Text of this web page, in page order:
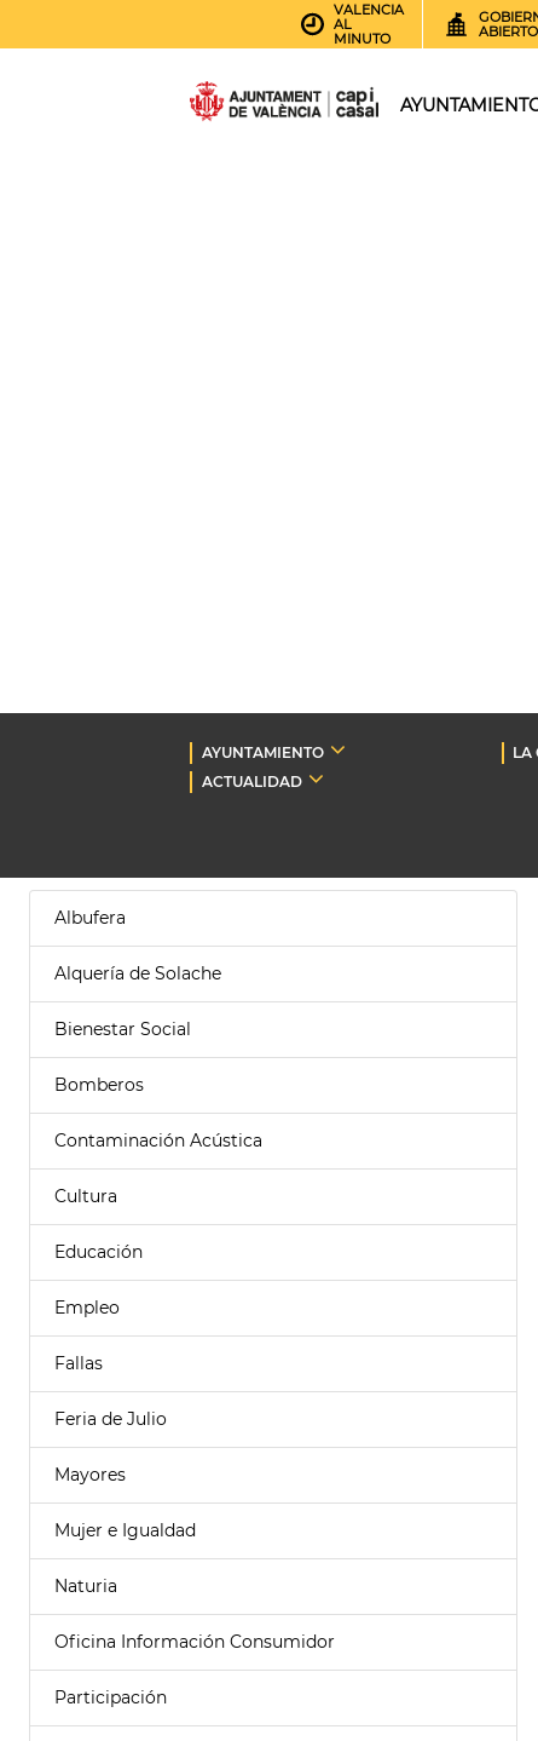
VALENCIA
AL
MINUTO
ABIERTO
AYUNTAMIENTO LA
ACTUALIDAD
Albufera
Alquería de Solache
Bienestar Social
Bomberos
Contaminación Acústica
Cultura
Educación
Empleo
Fallas
Feria de Julio
Mayores
Mujer e Igualdad
Naturia
Oficina Información Consumidor
Participación